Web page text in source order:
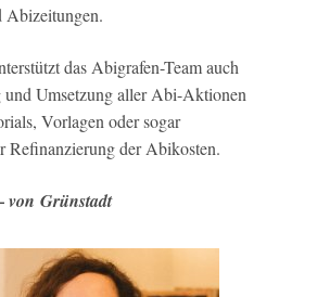
das Abigrafen-Team auch
und Umsetzung aller Abi-Aktionen
Vorlagen oder sogar
Refinanzierung der Abikosten.
von Grünstadt